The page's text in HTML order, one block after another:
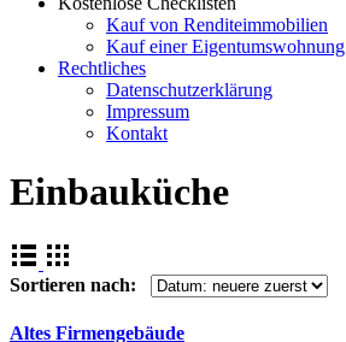
Kauf von Renditeimmobilien
Kauf einer Eigentumswohnung
Rechtliches
Datenschutzerklärung
Impressum
Kontakt
Einbauküche
Sortieren nach:
Altes Firmengebäude